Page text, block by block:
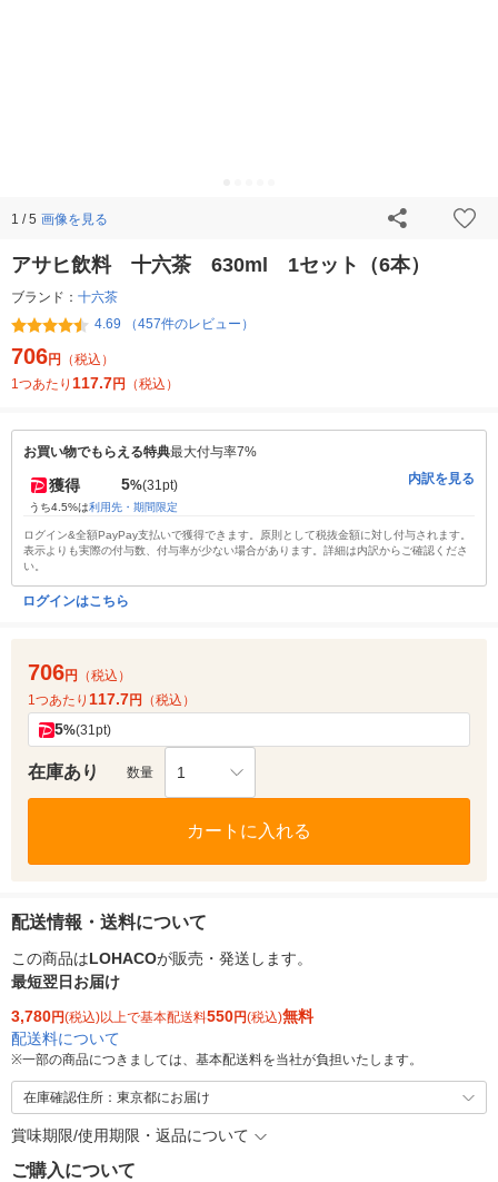
1 / 5 画像を見る
アサヒ飲料 十六茶 630ml 1セット（6本）
ブランド： 十六茶
4.69 （457件のレビュー）
706円
（税込）
1つあたり 117.7円 （税込）
お買い物でもらえる特典最大付与率7%
獲得 5%(31pt)
うち4.5%は利用先・期間限定
内訳を見る
ログイン&全額PayPay支払いで獲得できます。原則として税抜金額に対し付与されます。
表示よりも実際の付与数、付与率が少ない場合があります。詳細は内訳からご確認くださ
い。
ログインはこちら
706円
（税込）
1つあたり 117.7円 （税込）
5%(31pt)
在庫あり 数量 1
カートに入れる
配送情報・送料について
この商品はLOHACOが販売・発送します。
最短翌日お届け
3,780円(税込)以上で基本配送料550円(税込)無料
配送料について
※一部の商品につきましては、基本配送料を当社が負担いたします。
在庫確認住所：東京都にお届け
賞味期限/使用期限・返品について
ご購入について